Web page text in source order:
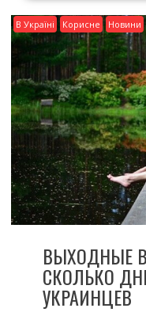
В Україні Корисне Новини
ВЫХОДНЫЕ
СКОЛЬКО
УКРАИНЦЕВ